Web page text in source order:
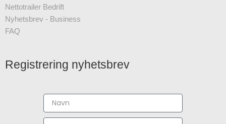
Nettotrailer Bedrift
Nyhetsbrev - Business
FAQ
Registrering nyhetsbrev